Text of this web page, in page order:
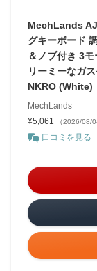
MechLands
グキーボード
＆ノブ付き 3
リーミーなガ
NKRO (White)
MechLands
¥5,061
（2026/08/
口コミを見る